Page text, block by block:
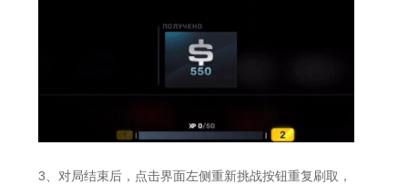
3、对局结束后，点击界面左侧重新挑战按钮重复刷取，